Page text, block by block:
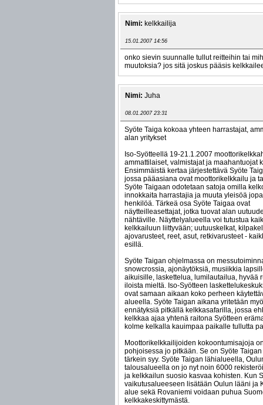
Nimi: kelkkailija
15.01.2007 14:56
onko sievin suunnalle tullut reitteihin tai
muutoksia? jos sitä joskus pääsis
Nimi: Juha
08.01.2007 23:31
Syöte Taiga kokoaa yhteen harrastajat,
alan yritykset
Iso-Syötteellä 19-21.1.2007
ammattilaiset, valmistajat ja maahantuojat
Ensimmäistä kertaa järjestettävä Syöte
jossa pääasiana ovat moottorikelkkailu ja
Syöte Taigaan odotetaan satoja omilla
innokkaita harrastajia ja muuta yleisöä
henkilöä. Tärkeä osa Syöte Taigaa ovat
näytteilleasettajat, jotka tuovat alan
nähtäville. Näyttelyalueella voi tutustua
kelkkailuun liittyvään; uutuuskelkat,
ajovarusteet, reet, asut, retkivarusteet -
esillä.
Syöte Taigan ohjelmassa on
snowcrossia, ajonäytöksiä, musiikkia
aikuisille, laskettelua, lumilautailua, hyvää
iloista mieltä. Iso-Syötteen
ovat samaan aikaan koko perheen
alueella. Syöte Taigan aikana yritetään
ennätyksiä pitkällä kelkkasafarilla, jossa
kelkkaa ajaa yhtenä raitona Syötteen
kolme kelkalla kauimpaa paikalle tullutta
Moottorikelkkailijoiden kokoontumisajoja
pohjoisessa jo pitkään. Se on Syöte
tärkein syy. Syöte Taigan lähialueella,
talousalueella on jo nyt noin 6000
ja kelkkailun suosio kasvaa kohisten. Kun
vaikutusalueeseen lisätään Oulun lääni ja
alue sekä Rovaniemi voidaan puhua
kelkkakeskittymästä.